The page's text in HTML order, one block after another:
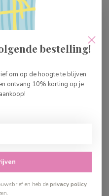
Liggend
bestelling!
om op de hoogte te blijven
ontvang 10% korting op je
en heb deprivacy policy